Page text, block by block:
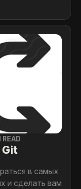
Git
в самых
и сделать вам